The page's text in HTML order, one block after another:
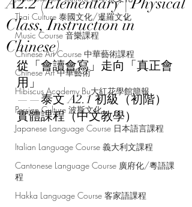
Thai Culture 泰國文化/暹羅文化
Music Course 音樂課程
Chinese Art Course 中華藝術課程
Chinese Art 中華藝術
Hibiscus Academy Bu大紅花學館簡報
Persian Culture 波斯文化
Japanese Language Course 日本語言課程
Italian Language Course 義大利文課程
Cantonese Language Course 廣府化/粵語課
程
Hakka Language Course 客家語課程
Class, Instruction in
Chinese)
從「會讀會寫」走向「真正會
用」
——泰文 A2.1 初級（初階）
實體課程（中文教學）